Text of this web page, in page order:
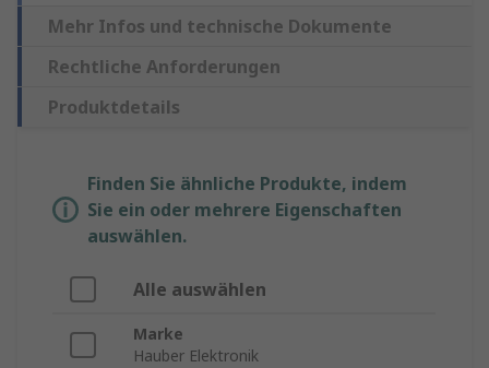
Mehr Infos und technische Dokumente
Rechtliche Anforderungen
Produktdetails
Finden Sie ähnliche Produkte, indem
Sie ein oder mehrere Eigenschaften
auswählen.
Alle auswählen
Marke
Hauber Elektronik